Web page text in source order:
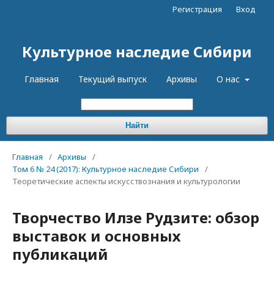
Культурное наследие Сибири
Главная Текущий выпуск Архивы О нас
Найти
Регистрация Вход
Главная / Архивы
/
Том 6 № 24 (2017): Культурное наследие Сибири
/
Теоретические аспекты искусствознания и культурологии
Творчество Илзе Рудзите: обзор
выставок и основных
публикаций